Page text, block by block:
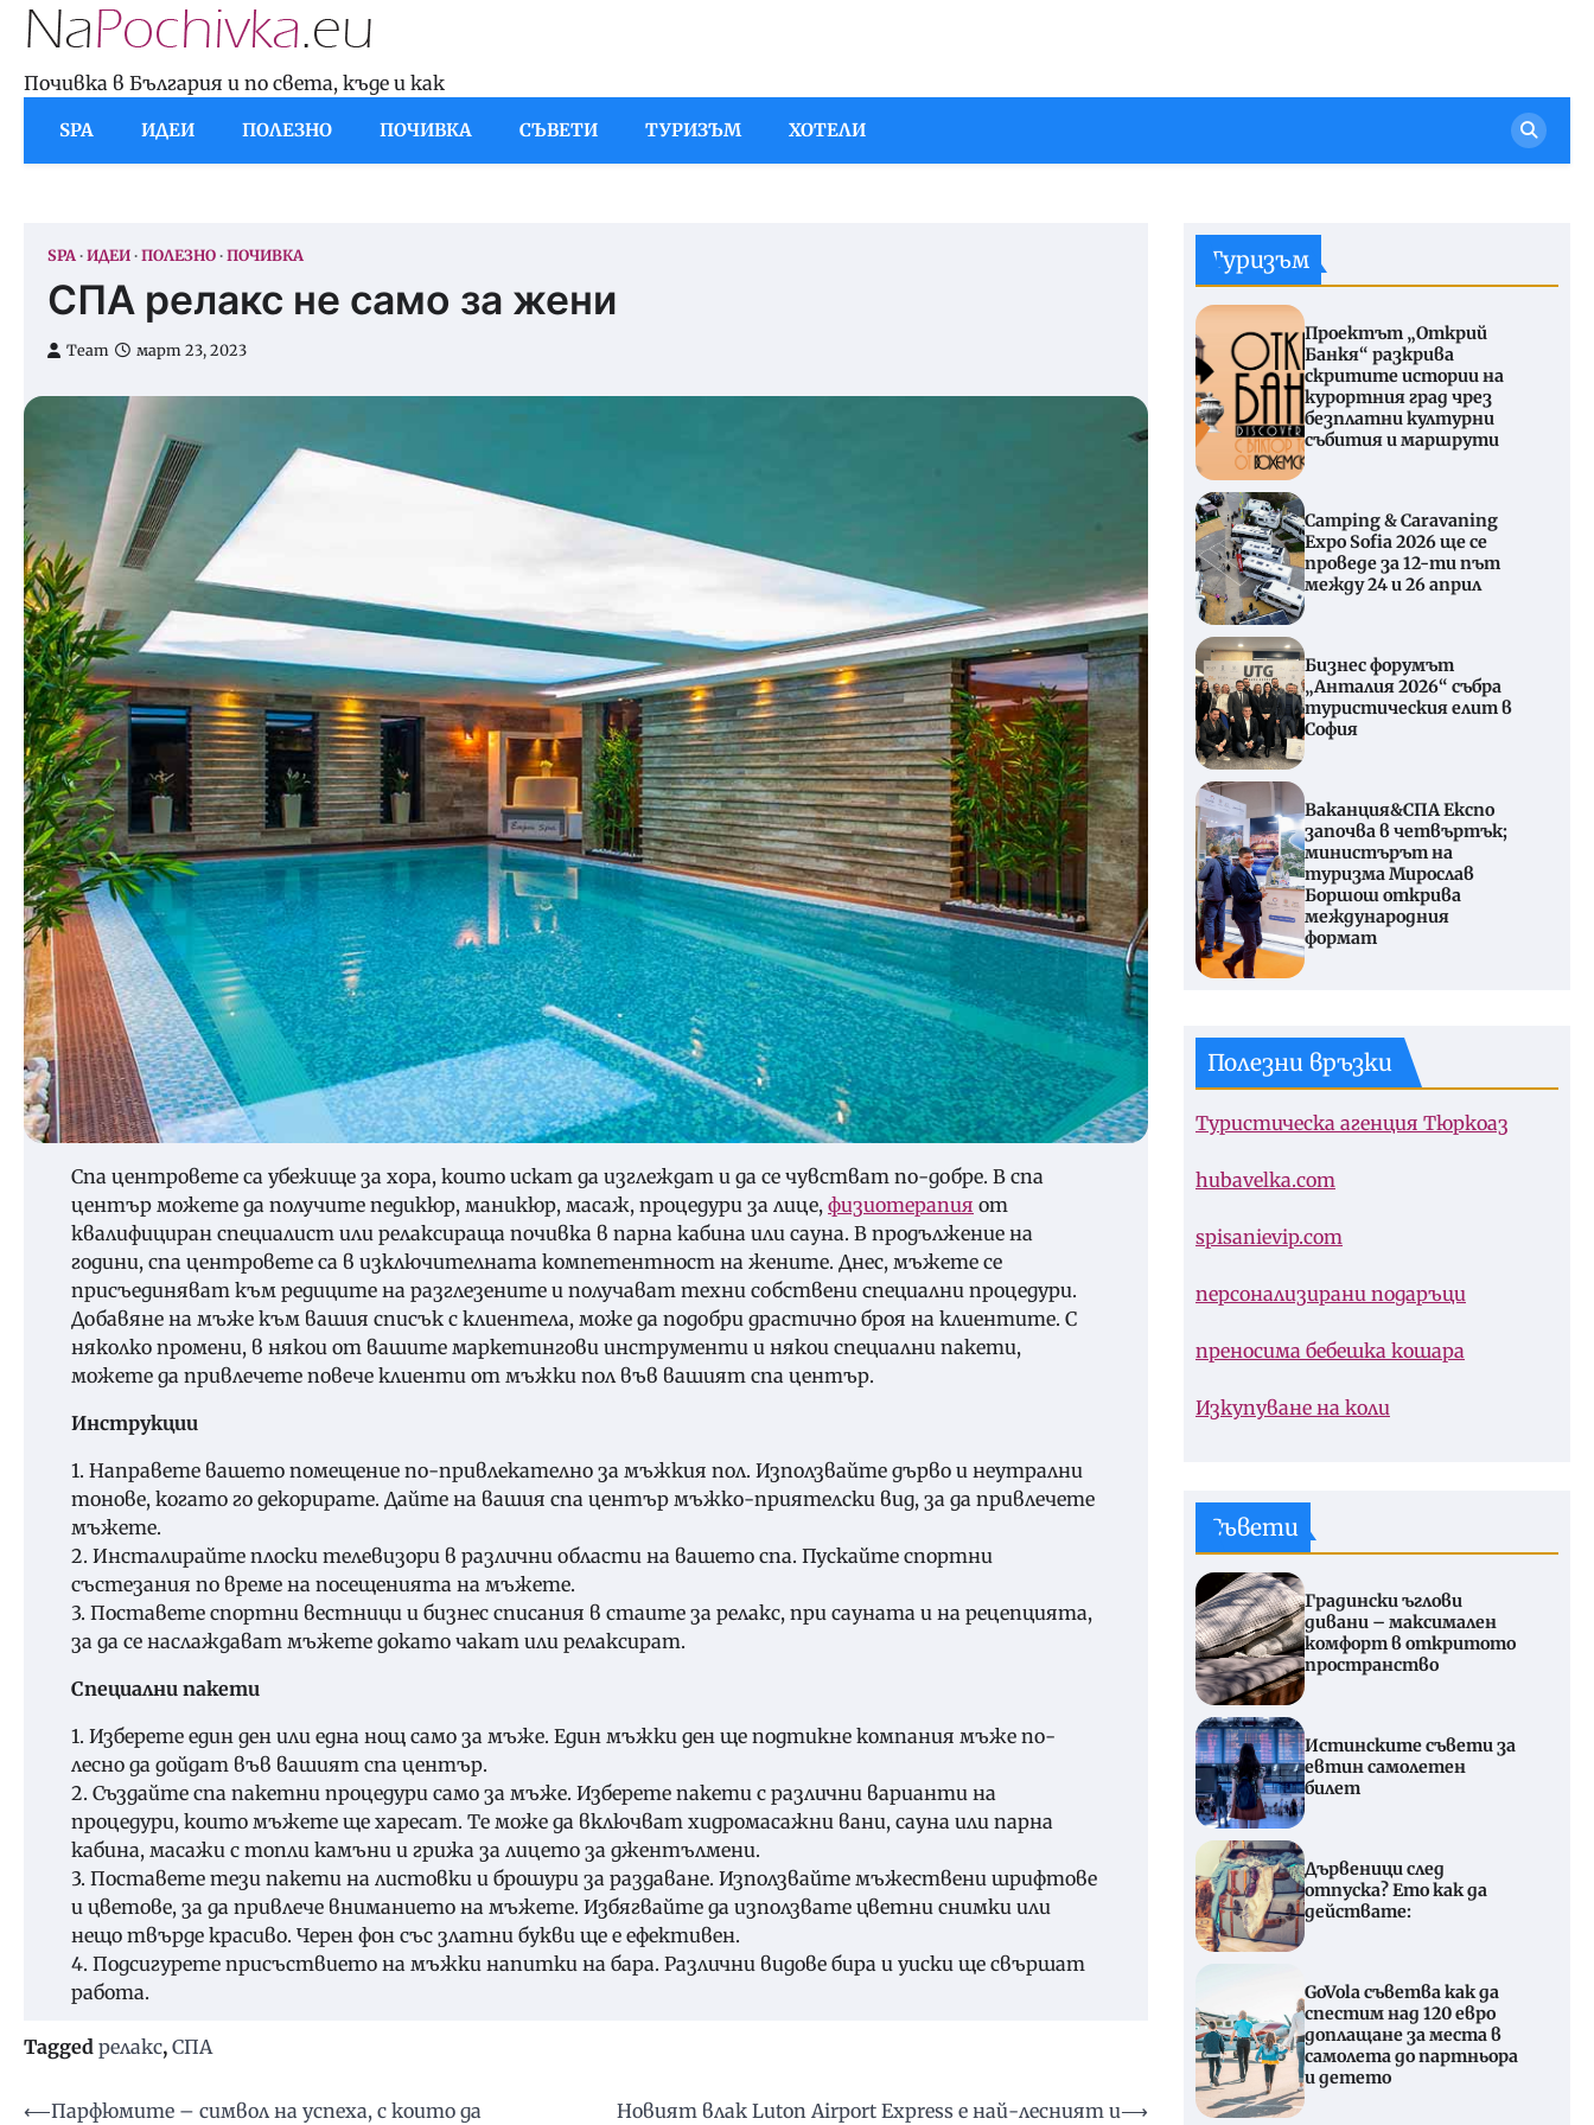
Skip
content
Почивка в България и по света, къде и как
SPA ИДЕИ ПОЛЕЗНО ПОЧИВКА СЪВЕТИ ТУРИЗЪМ ХОТЕЛИ
SPA ИДЕИ ПОЛЕЗНО ПОЧИВКА
СПА релакс не само за жени
Team март 23, 2023
Спа центровете са убежище за хора, които искат да изглеждат и да се чувстват по-добре. В спа
център можете да получите педикюр, маникюр, масаж, процедури за лице, физиотерапия от
квалифициран специалист или релаксираща почивка в парна кабина или сауна. В продължение на
години, спа центровете са в изключителната компетентност на жените. Днес, мъжете се
присъединяват към редиците на разглезените и получават техни собствени специални процедури.
Добавяне на мъже към вашия списък с клиентела, може да подобри драстично броя на клиентите. С
няколко промени, в някои от вашите маркетингови инструменти и някои специални пакети,
можете да привлечете повече клиенти от мъжки пол във вашият спа център.
Инструкции
1. Направете вашето помещение по-привлекателно за мъжкия пол. Използвайте дърво и неутрални
тонове, когато го декорирате. Дайте на вашия спа център мъжко-приятелски вид, за да привлечете
мъжете.
2. Инсталирайте плоски телевизори в различни области на вашето спа. Пускайте спортни
състезания по време на посещенията на мъжете.
3. Поставете спортни вестници и бизнес списания в стаите за релакс, при сауната и на рецепцията,
за да се наслаждават мъжете докато чакат или релаксират.
Специални пакети
1. Изберете един ден или една нощ само за мъже. Един мъжки ден ще подтикне компания мъже по-
лесно да дойдат във вашият спа център.
2. Създайте спа пакетни процедури само за мъже. Изберете пакети с различни варианти на
процедури, които мъжете ще харесат. Те може да включват хидромасажни вани, сауна или парна
кабина, масажи с топли камъни и грижа за лицето за джентълмени.
3. Поставете тези пакети на листовки и брошури за раздаване. Използвайте мъжествени шрифтове
и цветове, за да привлече вниманието на мъжете. Избягвайте да използвате цветни снимки или
нещо твърде красиво. Черен фон със златни букви ще е ефективен.
4. Подсигурете присъствието на мъжки напитки на бара. Различни видове бира и уиски ще свършат
работа.
Tagged релакс, СПА
Навигация
⟵Парфюмите – символ на успеха, с които да Новият влак Luton Airport Express е най-лесният и⟶
Туризъм
Проектът „Открий
Банкя“ разкрива
скритите истории на
курортния град чрез
безплатни културни
събития и маршрути
Camping & Caravaning
Expo Sofia 2026 ще се
проведе за 12-ти път
между 24 и 26 април
Бизнес форумът
„Анталия 2026“ събра
туристическия елит в
София
Ваканция&СПА Експо
започва в четвъртък;
министърът на
туризма Мирослав
Боршош открива
международния
формат
Полезни връзки
Туристическа агенция Тюркоаз
hubavelka.com
spisanievip.com
персонализирани подаръци
преносима бебешка кошара
Изкупуване на коли
Съвети
Градински ъглови
дивани – максимален
комфорт в откритото
пространство
Истинските съвети за
евтин самолетен
билет
Дървеници след
отпуска? Ето как да
действате:
GoVola съветва как да
спестим над 120 евро
доплащане за места в
самолета до партньора
и детето